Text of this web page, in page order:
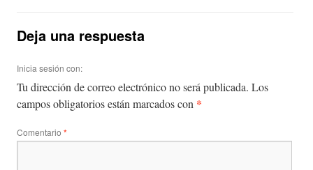
Deja una respuesta
Inicia sesión con:
Tu dirección de correo electrónico no será publicada. Los
campos obligatorios están marcados con *
Comentario *